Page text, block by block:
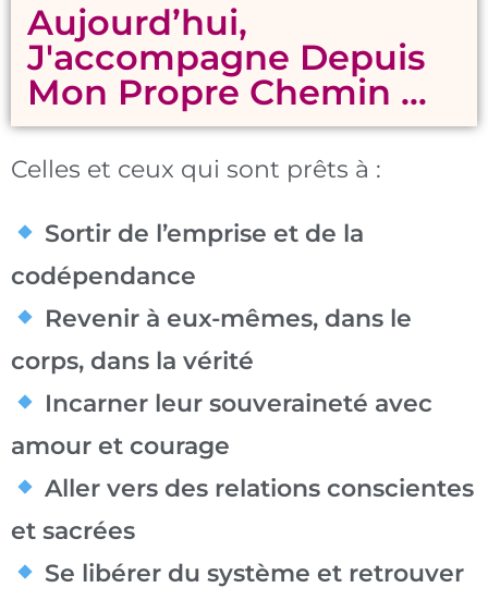
Aujourd’hui,
J'accompagne Depuis
Mon Propre Chemin …
Celles et ceux qui sont prêts à :
Sortir de l’emprise et de la
codépendance
Revenir à eux-mêmes, dans le
corps, dans la vérité
Incarner leur souveraineté avec
amour et courage
Aller vers des relations conscientes
et sacrées
Se libérer du système et retrouver